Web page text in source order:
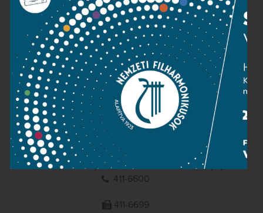
Adatvédelem
Impresszum
NEMZETI
FILHARMONIKUSOK
1095 Budapest, Komor Marcell u. 1. (Müpa)
411-6600
411-6699